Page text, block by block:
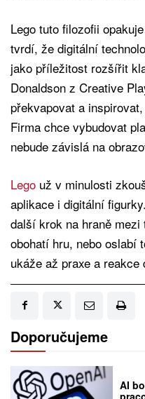
Lego tuto filozofii
tvrdí, že digitální
jako příležitost rozšířit
Donaldson z Creative
překvapovat a
Firma chce vybudovat
nebude závislá na
Lego už v minulosti
aplikace i digitální
další krok na hraně
obohatí hru, nebo oslabí
ukáže až praxe a reakce
Doporučujeme
AI